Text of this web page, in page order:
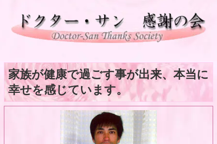
家族が健康で過ごす事が出来、本当に
幸せを感じています。